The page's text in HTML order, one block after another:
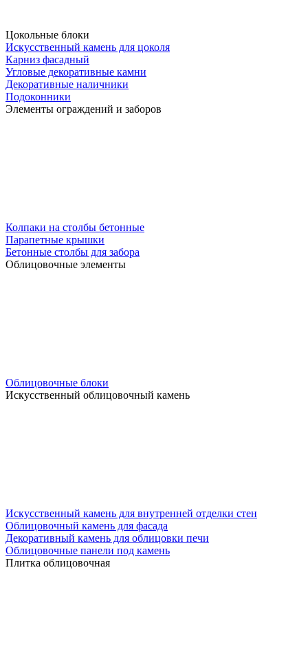
Цокольные блоки
Искусственный камень для цоколя
Карниз фасадный
Угловые декоративные камни
Декоративные наличники
Подоконники
Элементы ограждений и заборов
Колпаки на столбы бетонные
Парапетные крышки
Бетонные столбы для забора
Облицовочные элементы
Облицовочные блоки
Искусственный облицовочный камень
Искусственный камень для внутренней отделки стен
Облицовочный камень для фасада
Декоративный камень для облицовки печи
Облицовочные панели под камень
Плитка облицовочная